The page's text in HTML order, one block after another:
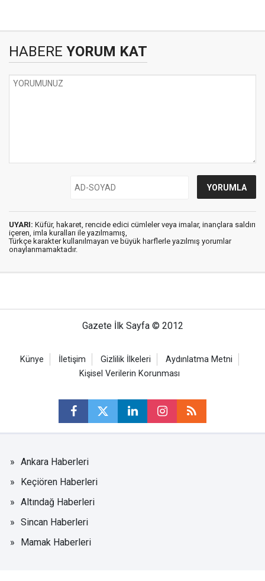
HABERE YORUM KAT
UYARI: Küfür, hakaret, rencide edici cümleler veya imalar, inançlara saldırı
içeren, imla kuralları ile yazılmamış,
Türkçe karakter kullanılmayan ve büyük harflerle yazılmış yorumlar
onaylanmamaktadır.
Gazete İlk Sayfa © 2012
Künye İletişim Gizlilik İlkeleri
Aydınlatma Metni
Kişisel Verilerin Korunması
Ankara Haberleri
Keçiören Haberleri
Altındağ Haberleri
Sincan Haberleri
Mamak Haberleri